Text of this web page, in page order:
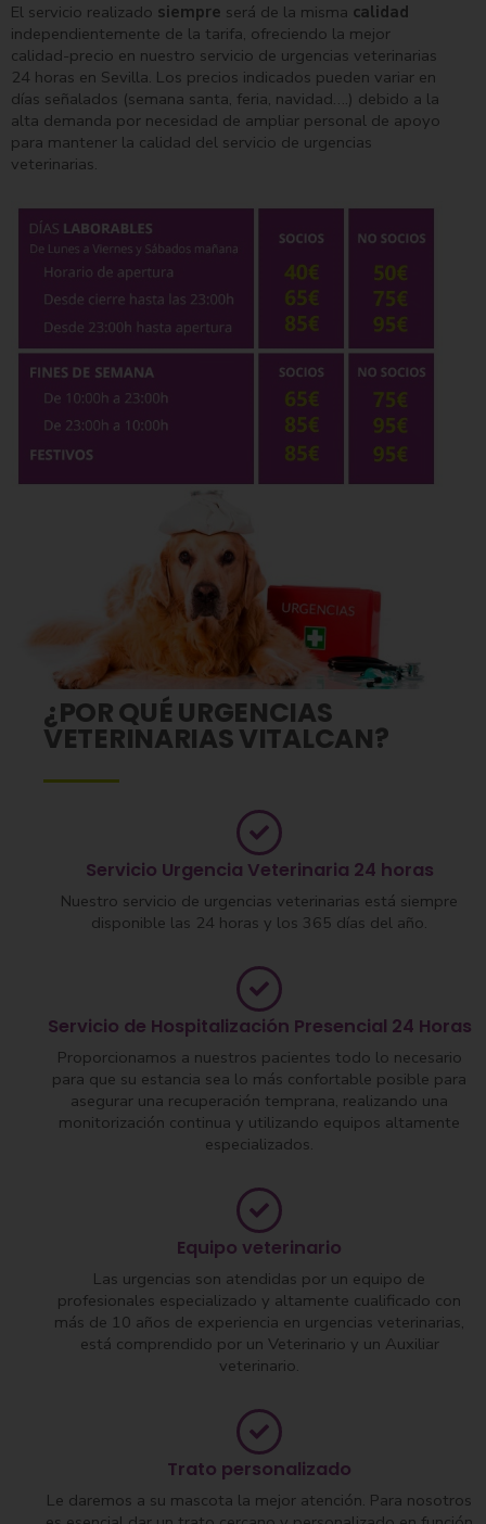
El servicio realizado siempre será de la misma calidad
independientemente de la tarifa, ofreciendo la mejor
calidad-precio en nuestro servicio de urgencias veterinarias
24 horas en Sevilla. Los precios indicados pueden variar en
días señalados (semana santa, feria, navidad….) debido a la
alta demanda por necesidad de ampliar personal de apoyo
para mantener la calidad del servicio de urgencias
veterinarias.
¿POR QUÉ URGENCIAS
VETERINARIAS VITALCAN?
Servicio Urgencia Veterinaria 24 horas
Nuestro servicio de urgencias veterinarias está siempre
disponible las 24 horas y los 365 días del año.
Servicio de Hospitalización Presencial 24 Horas
Proporcionamos a nuestros pacientes todo lo necesario
para que su estancia sea lo más confortable posible para
asegurar una recuperación temprana, realizando una
monitorización continua y utilizando equipos altamente
especializados.
Equipo veterinario
Las urgencias son atendidas por un equipo de
profesionales especializado y altamente cualificado con
más de 10 años de experiencia en urgencias veterinarias,
está comprendido por un Veterinario y un Auxiliar
veterinario.
Trato personalizado
Le daremos a su mascota la mejor atención. Para nosotros